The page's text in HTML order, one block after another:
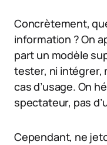
Concrètement,
information ? On
part un modèle
tester, ni intégrer,
cas d’usage. On
spectateur, pas
Cependant, ne